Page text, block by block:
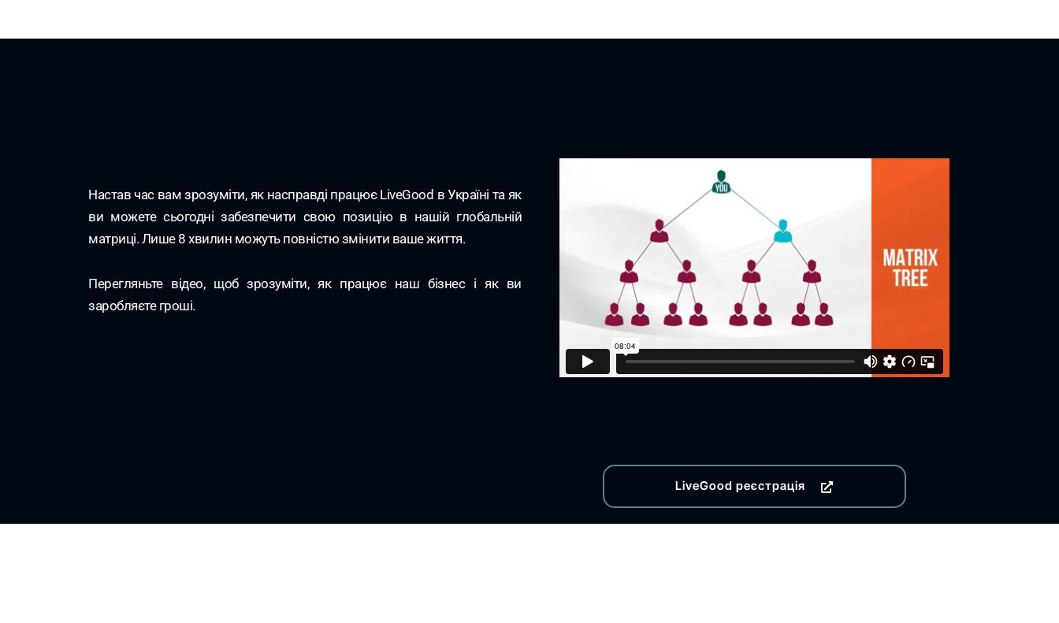
Настав час вам зрозуміти, як насправді працює LiveGood в Україні та як
ви можете сьогодні забезпечити свою позицію в нашій глобальній
матриці. Лише 8 хвилин можуть повністю змінити ваше життя.
Перегляньте відео, щоб зрозуміти, як працює наш бізнес і як ви
заробляєте гроші.
LiveGood реєстрація